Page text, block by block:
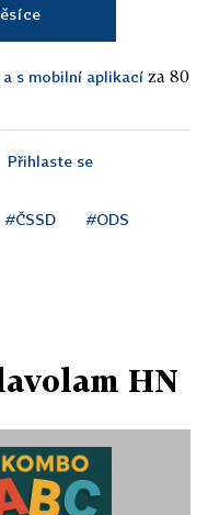
s mobilní aplikací za 80
Přihlaste se
#ČSSD #ODS
HN